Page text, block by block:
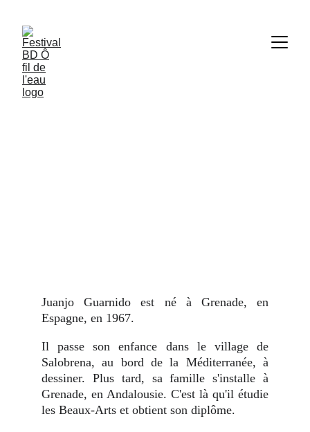
Juanjo Guarnido est né à Grenade, en
Espagne, en 1967.
Il passe son enfance dans le village de
Salobrena, au bord de la Méditerranée, à
dessiner. Plus tard, sa famille s'installe à
Grenade, en Andalousie. C'est là qu'il étudie
les Beaux-Arts et obtient son diplôme.